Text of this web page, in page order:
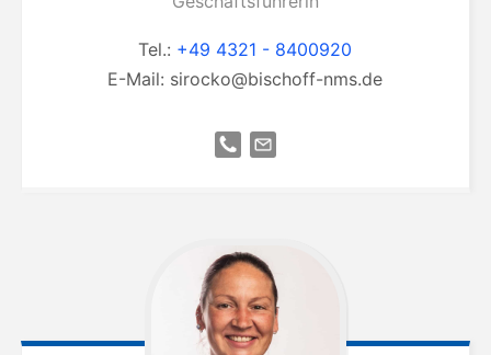
Tel.: +49 4321 - 8400920
E-Mail: sirocko@bischoff-nms.de